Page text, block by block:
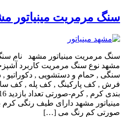
سنگ مرمریت مینیاتور
سنگ مرمریت مینیاتور مشهد نام
مشهد نوع سنگ مرمریت کاربرد
سنگی , حمام و دستشویی , دکوراتیو ,
فرش , کف پارکینگ , کف پله , کف
مینیاتور مشهد دارای طیف رنگی کرم
صورتی کم رنگ می […]